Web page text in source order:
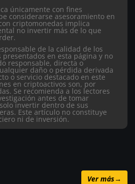
únicamente con fines
considerarse asesoramiento en
criptomonedas implica
no invertir más de lo que
de la calidad de los
presentados en esta página y no
responsable, directa o
daño o pérdida derivada
o servicio destacado en este
en criptoactivos son, por
Se recomienda a los lectores
antes de tomar
invertir dentro de sus
Este artículo no constituye
ni de inversión.
Ver más→